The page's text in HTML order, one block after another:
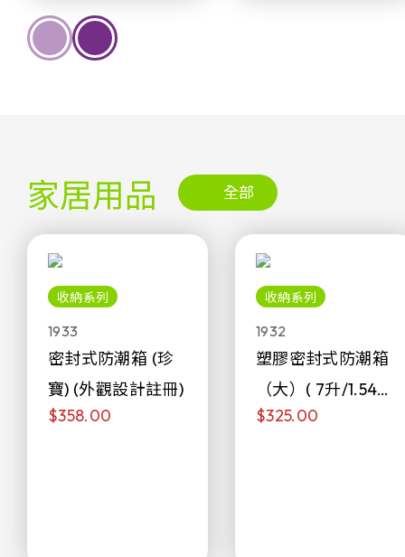
家居用品 全部
收納系列
1933
密封式防潮箱 (珍
寶) (外觀設計註冊)
$358.00
收納系列
1932
塑膠密封式防潮箱
（大）( 7升/1.54加
侖)
$325.00